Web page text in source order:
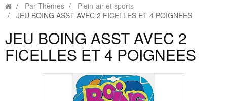
Par Thèmes
Plein-air et sports
JEU BOING ASST AVEC 2 FICELLES ET 4 POIGNEES
JEU BOING ASST AVEC 2
FICELLES ET 4 POIGNEES